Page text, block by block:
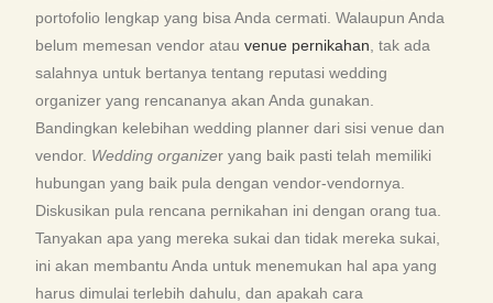
portofolio lengkap yang bisa Anda cermati. Walaupun Anda
belum memesan vendor atauvenue pernikahan , tak ada
salahnya untuk bertanya tentang reputasi wedding
organizer yang rencananya akan Anda gunakan.
Bandingkan kelebihan wedding planner dari sisi venue dan
vendor. Wedding organizer yang baik pasti telah memiliki
hubungan yang baik pula dengan vendor-vendornya.
Diskusikan pula rencana pernikahan ini dengan orang tua.
Tanyakan apa yang mereka sukai dan tidak mereka sukai,
ini akan membantu Anda untuk menemukan hal apa yang
harus dimulai terlebih dahulu, dan apakah cara